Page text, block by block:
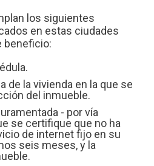
los siguientes
en estas ciudades
beneficio:
de la vivienda en la que se
del inmueble.
- por vía
se certifique que no ha
de internet fijo en su
seis meses, y la